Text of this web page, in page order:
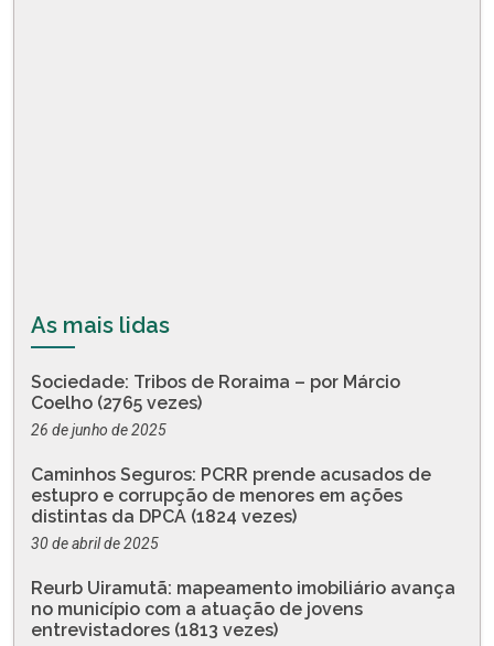
As mais lidas
Sociedade: Tribos de Roraima – por Márcio
Coelho (2765 vezes)
26 de junho de 2025
Caminhos Seguros: PCRR prende acusados de
estupro e corrupção de menores em ações
distintas da DPCA (1824 vezes)
30 de abril de 2025
Reurb Uiramutã: mapeamento imobiliário avança
no município com a atuação de jovens
entrevistadores (1813 vezes)